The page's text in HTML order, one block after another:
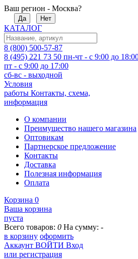
Ваш регион - Москва?
Да Нет
КАТАЛОГ
8 (800) 500-57-87
8 (495) 221 73 50 пн-чт - с 9:00 до
пт - с 9:00 до 17:00
сб-вс - выходной
Условия
работы Контакты, схема,
информация
О компании
Преимущество нашего магазина
Оптовикам
Партнерское предложение
Контакты
Доставка
Полезная информация
Оплата
Корзина 0
Ваша корзина
пуста
Всего товаров: 0 На сумму: -
в корзину оформить
Аккаунт ВОЙТИ Вход
или регистрация